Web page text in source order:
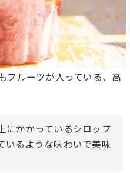
フルーツが入っている、高
にかかっているシロップ
いるような味わいで美味